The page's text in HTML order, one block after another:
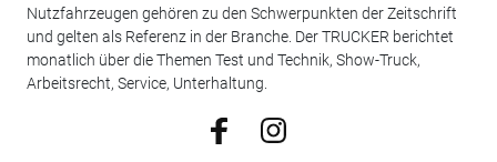
Nutzfahrzeugen gehören zu den Schwerpunkten der Zeitschrift
und gelten als Referenz in der Branche. Der TRUCKER berichtet
monatlich über die Themen Test und Technik, Show-Truck,
Arbeitsrecht, Service, Unterhaltung.